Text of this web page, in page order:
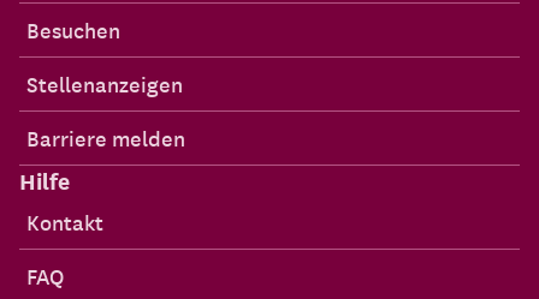
Besuchen
Stellenanzeigen
Barriere melden
Hilfe
Kontakt
FAQ